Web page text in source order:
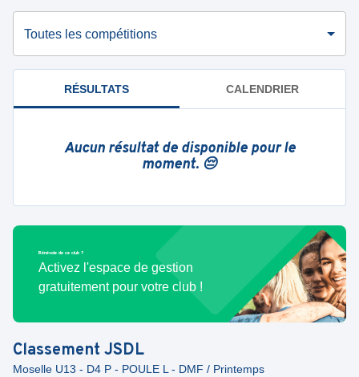
Toutes les compétitions
RÉSULTATS CALENDRIER
Aucun résultat de disponible pour le
moment. 😔
Bénévole de ce club ?
Activez l'espace de gestion
gratuitement pour votre club !
Classement JSDL
Moselle U13 - D4 P - POULE L - DMF / Printemps